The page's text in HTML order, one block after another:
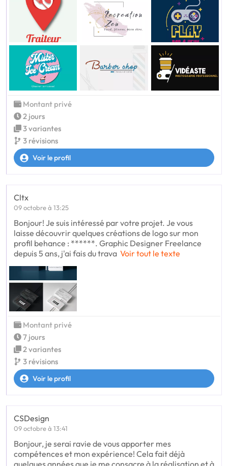
Montant privé
2 jours
3 variantes
3 révisions
Voir le profil
Cltx
09 octobre à 13:25
Bonjour! Je suis intéressé par votre projet. Je vous
laisse découvrir quelques créations de logo sur mon
profil behance : ******. Graphic Designer Freelance
depuis 5 ans, j'ai fais du trava Voir tout le texte
Montant privé
7 jours
2 variantes
3 révisions
Voir le profil
CSDesign
09 octobre à 13:41
Bonjour, je serai ravie de vous apporter mes
compétences et mon expérience! Cela fait déjà